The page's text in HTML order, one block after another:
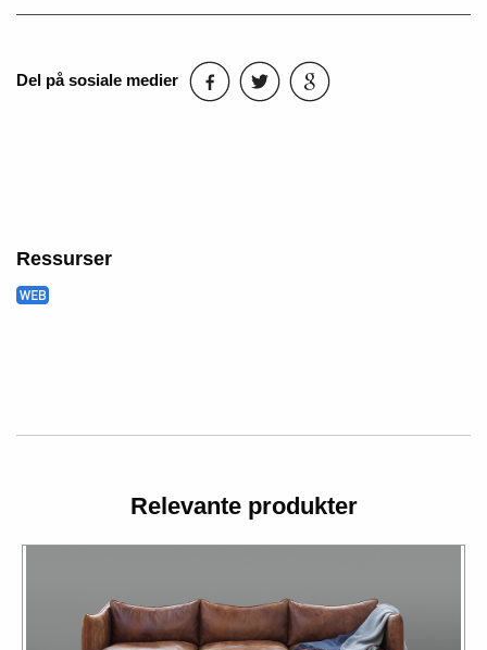
Del på sosiale medier
Ressurser
Relevante produkter